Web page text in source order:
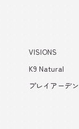
VISIONS
K9 Natural
プレイアーデン